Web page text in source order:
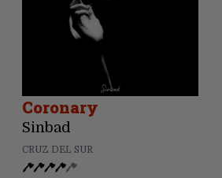
Coronary
Sinbad
CRUZ DEL SUR